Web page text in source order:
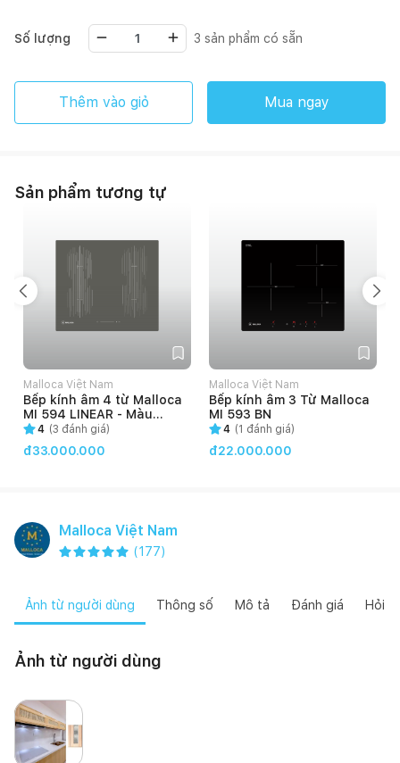
Số lượng 3 sản phẩm có sẵn
Thêm vào giỏ Mua ngay
Sản phẩm tương tự
Malloca Việt Nam
Bếp kính âm 4 từ Malloca
MI 594 LINEAR - Màu
Antrazit
4 (3 đánh giá)
đ33.000.000
Malloca Việt Nam
Bếp kính âm 3 Từ Malloca
MI 593 BN
4 (1 đánh giá)
đ22.000.000
Malloca Việt Nam
(177)
Ảnh từ người dùng Thông số Mô tả Đánh giá Hỏi
Ảnh từ người dùng
Happynest